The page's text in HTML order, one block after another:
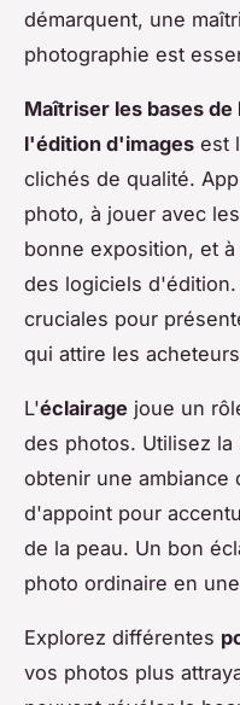
démarquent, une
photographie est
Maîtriser les bases
l'édition d'images est
clichés de qualité.
photo, à jouer avec
bonne exposition, et
des logiciels
cruciales pour
qui attire les
L'éclairage joue un
des photos. Utilisez
obtenir une ambiance
d'appoint pour
de la peau. Un bon
photo ordinaire en
Explorez différentes
vos photos plus